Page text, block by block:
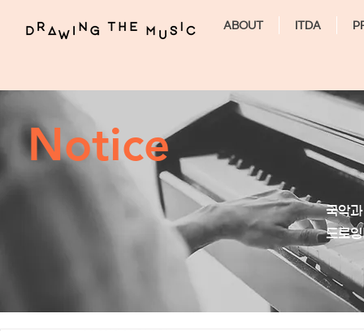
ABOUT ITDA
Notice
국악
드로